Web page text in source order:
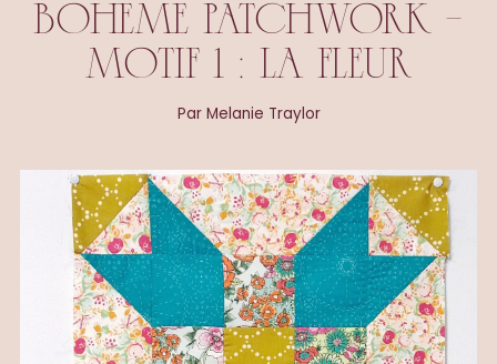
BOHÈME PATCHWORK -
MOTIF 1 : LA FLEUR
Par Melanie Traylor